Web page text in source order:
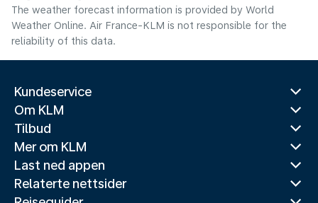
The weather forecast information is provided by World
Weather Online. Air France-KLM is not responsible for the
reliability of this data.
Kundeservice
Om KLM
Tilbud
Mer om KLM
Last ned appen
Relaterte nettsider